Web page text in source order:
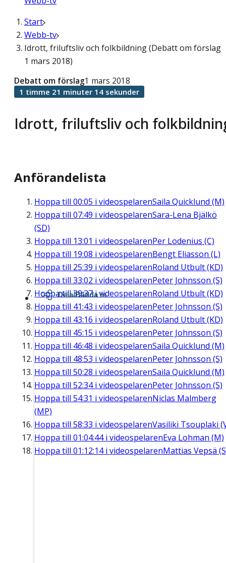
Start
Webb-tv
Idrott, friluftsliv och folkbildning (Debatt om förslag
1 mars 2018)
Idrott, friluftsliv och
Debatt om förslag1 mars 2018
1 timme 21 minuter 14 sekunder
Anförandelista
Hoppa till 00:05 i videospelarenSaila Quicklund (M)
Hoppa till 07:49 i videospelarenSara-Lena Bjälkö
(SD)
Hoppa till 13:01 i videospelarenPer Lodenius (C)
Hoppa till 19:08 i videospelarenBengt Eliasson (L)
Hoppa till 25:39 i videospelarenRoland Utbult (KD)
Hoppa till 33:02 i videospelarenPeter Johnsson (S)
Hoppa till39:37i videospelarenRoland Utbult (KD)
Hoppa till 41:43 i videospelarenPeter Johnsson (S)
Hoppa till 43:16 i videospelarenRoland Utbult (KD)
Hoppa till 45:15 i videospelarenPeter Johnsson (S)
Hoppa till 46:48 i videospelarenSaila Quicklund (M)
Hoppa till 48:53 i videospelarenPeter Johnsson (S)
Hoppa till 50:28 i videospelarenSaila Quicklund (M)
Hoppa till 52:34i videospelarenPeter Johnsson (S)
Hoppa till 54:31 i videospelarenNiclas Malmberg
(MP)
Hoppa till 58:33 i videospelarenVasiliki Tsouplaki
Hoppa till 01:04:44i videospelarenEva Lohman (M)
Hoppa till 01:12:14i videospelarenMattias Vepsä
Dela/Bädda in